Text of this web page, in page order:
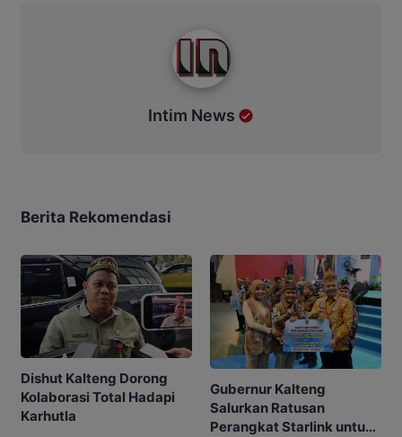
Intim News
Berita Rekomendasi
Dishut Kalteng Dorong
Kolaborasi Total Hadapi
Karhutla
Gubernur Kalteng
Salurkan Ratusan
Perangkat Starlink untuk